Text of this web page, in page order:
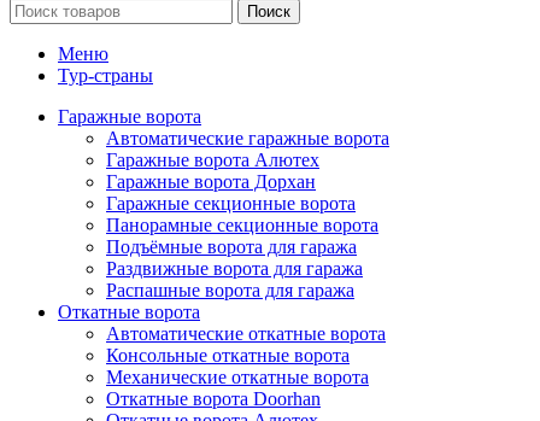
Поиск
Меню
Тур-страны
Гаражные ворота
Автоматические гаражные ворота
Гаражные ворота Алютех
Гаражные ворота Дорхан
Гаражные секционные ворота
Панорамные секционные ворота
Подъёмные ворота для гаража
Раздвижные ворота для гаража
Распашные ворота для гаража
Откатные ворота
Автоматические откатные ворота
Консольные откатные ворота
Механические откатные ворота
Откатные ворота Doorhan